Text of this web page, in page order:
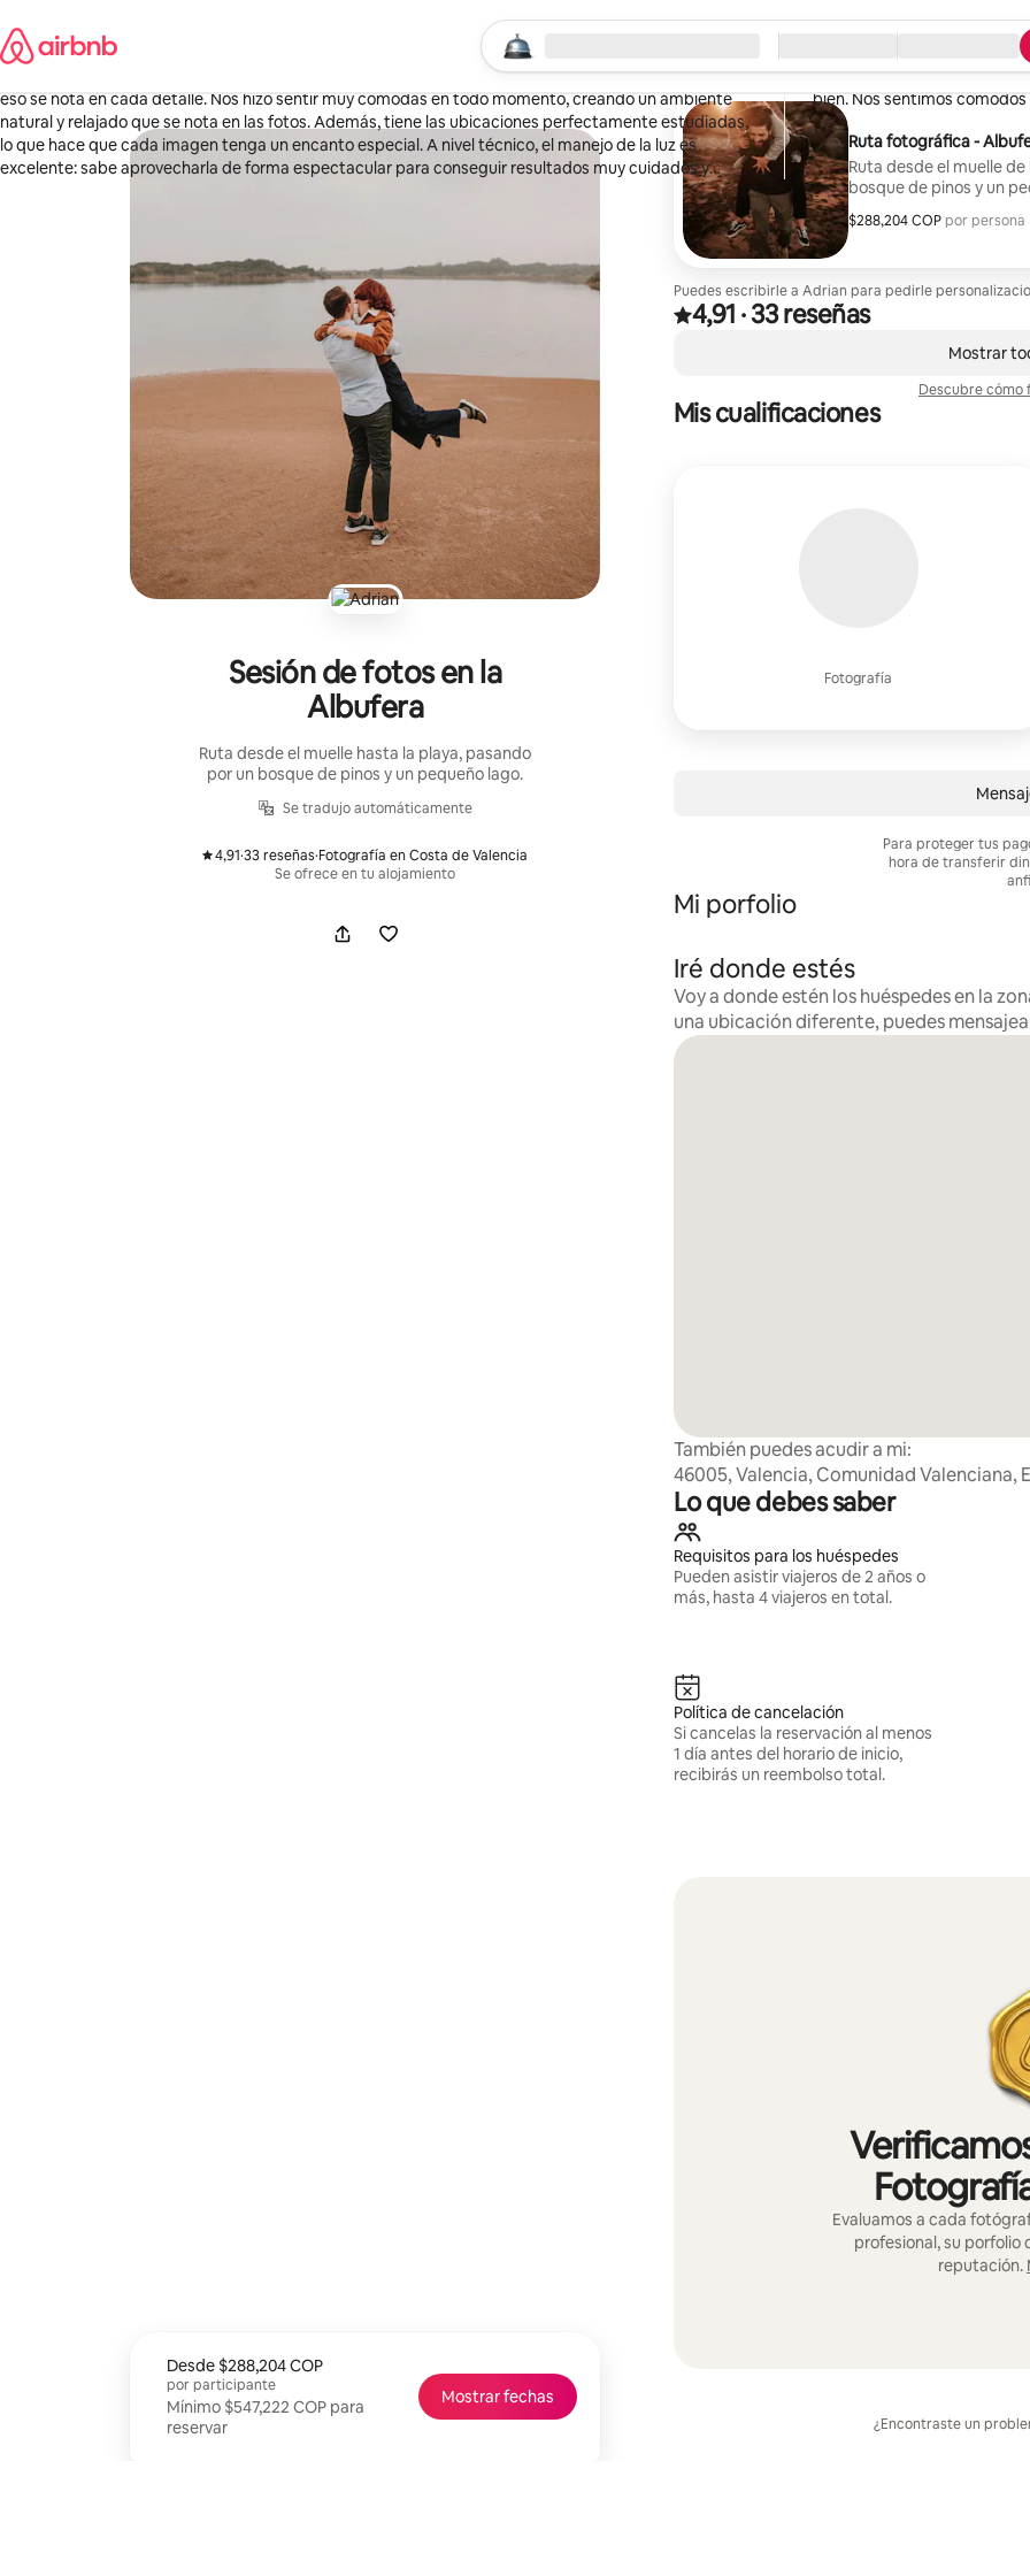
el
contenido
Empieza la búsqueda
Ubicación Llegada / Salida
Sesión de fotos en la
Albufera
Ruta desde el muelle hasta la playa, pasando
por un bosque de pinos y un pequeño lago.
Se tradujo automáticamente
4,91 ,
·33 reseñas
, ·Fotografía en Costa de Valencia
Se ofrece en tu alojamiento
Desde $288,204 COP
por participante
Desde $288,204 COP por persona
Mínimo $547,222 COP para
reservar
Mostrar fechas
Ruta fotográfica -
Ruta desde el muelle
bosque de pinos y un
Precio fijo 150€
$288,204 COP por persona
$288,204 COP por huésped
,
Puedes escribirle a Adrian para pedirle
Valoración de 4,91 sobre 5 estrellas sobre la
4,91
, ·33 reseñas
Valencia, España
,
·abril de 2026
eso se nota en cada detalle. Nos hizo sentir muy cómodas en todo momento, creando un ambiente
natural y relajado que se nota en las fotos. Además, tiene las ubicaciones perfectamente estudiadas,
lo que hace que cada imagen tenga un encanto especial. A nivel técnico, el manejo de la luz es
excelente: sabe aprovecharla de forma espectacular para conseguir resultados muy cuidados y
Wangen bei Olten, Suiza
Adrian es un fotógrafo muy
bien. Nos sentimos cómodos
Mostrar
Descubre cómo
Mis cualificaciones
Fotografía
Para proteger tus
hora de transferir
Mi porfolio
Iré donde estés
Voy a donde estén los huéspedes en la
una ubicación diferente, puedes
También puedes acudir a mi:
46005, Valencia, Comunidad Valenciana,
Lo que debes saber
Requisitos para los huéspedes
Pueden asistir viajeros de 2 años o
más, hasta 4 viajeros en total.
Política de cancelación
Si cancelas la reservación al menos
1 día antes del horario de inicio,
recibirás un reembolso total.
Evaluamos a cada
profesional, su porfolio
reputación.
¿Encontraste un